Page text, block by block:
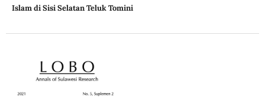
Islam di Sisi Selatan Teluk Tomini